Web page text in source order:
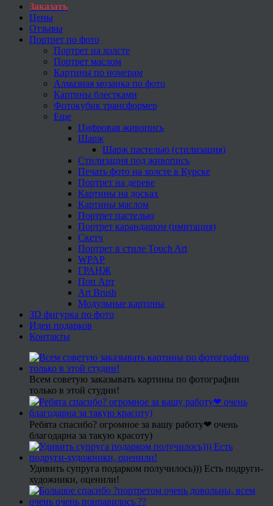
Заказать
Цены
Отзывы
Портрет по фото
Портрет на холсте
Портрет маслом
Картины по номерам
Алмазная мозаика по фото
Картины блестками
Фотокубик трансформер
Еще
Цифровая живопись
Шарж
Шарж пастелью (стилизация)
Стилизация под живопись
Печать фото на холсте в Курске
Портрет на дереве
Картины на досках
Картины маслом
Портрет пастелью
Портрет карандашом (имитация)
Скетч
Портрет в стиле Touch Art
WPAP
ГРАНЖ
Поп Арт
Art Brush
Модульные картины
3D фигурка по фото
Идеи подарков
Контакты
Всем советую заказывать картины по фотографии
только в этой студии!
Ребята спасибо? огромное за вашу работу❤ очень
благодарна за такую красоту)
Удивить супруга подарком получилось))) Есть подруги-
художники, оценили!